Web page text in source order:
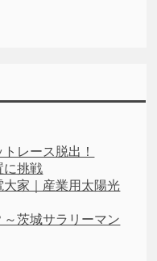
レース脱出！
に挑戦
大家｜産業用太陽光
茨城サラリーマン